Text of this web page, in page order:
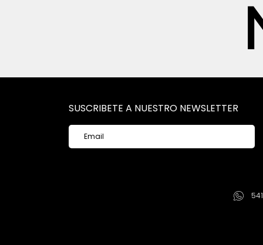
SUSCRIBETE A NUESTRO NEWSLETTER